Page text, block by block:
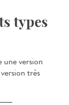
types
version
très